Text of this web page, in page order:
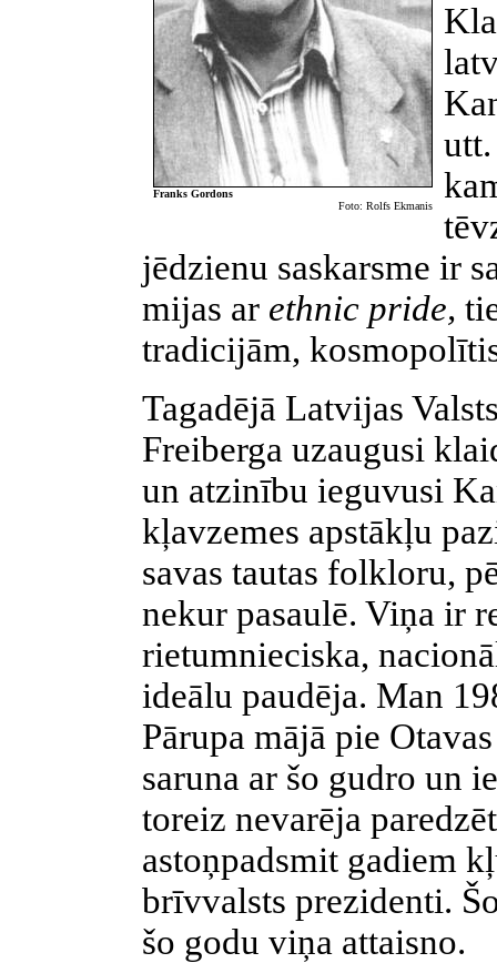
Franks Gordons
Foto: Rolfs Ekmanis
jēdzienu saskarsme ir
mijas ar ethnic pride,
tradicijām,
Tagadējā Latvijas
Freiberga uzaugusi
un atzinību ieguvusi
kļavzemes apstākļu
savas tautas folkloru,
nekur pasaulē. Viņa ir
rietumnieciska,
ideālu paudēja. Man
Pārupa mājā pie
saruna ar šo gudro un
toreiz nevarēja
astoņpadsmit gadiem
brīvvalsts prezidenti.
šo godu viņa attaisno.